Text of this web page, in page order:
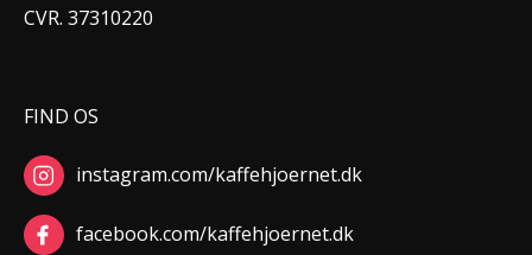
CVR. 37310220
FIND OS
instagram.com/kaffehjoernet.dk
facebook.com/kaffehjoernet.dk